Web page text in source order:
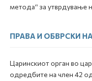
метода“ за утврдување
ПРАВА И ОБВРСКИ
Царинскиот орган во
одредбите на член 42